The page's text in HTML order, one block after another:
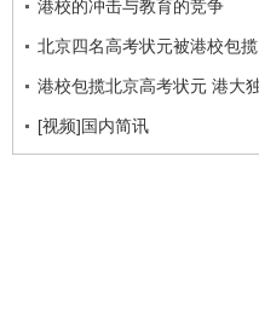
港校的冲击与教育的竞争
北京四名高考状元被港校包
港校包揽北京高考状元 港大
[视频]国内简讯